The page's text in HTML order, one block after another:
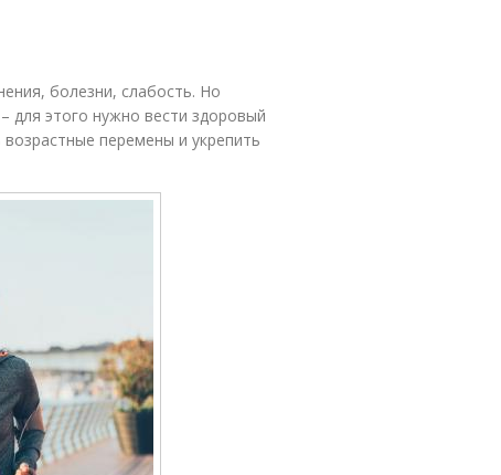
болезни, слабость. Но
для этого нужно вести здоровый
перемены и укрепить